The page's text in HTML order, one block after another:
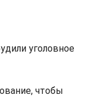
уголовное
чтобы